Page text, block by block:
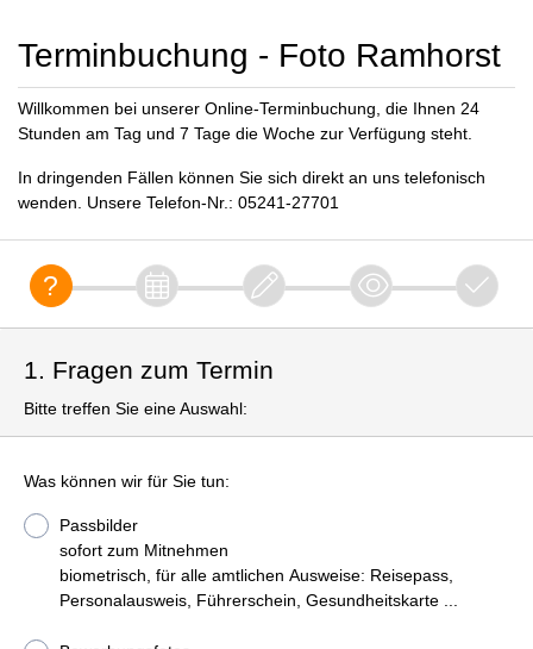
Terminbuchung - Foto Ramhorst
Willkommen bei unserer Online-Terminbuchung, die Ihnen 24
Stunden am Tag und 7 Tage die Woche zur Verfügung steht.
In dringenden Fällen können Sie sich direkt an uns telefonisch
wenden. Unsere Telefon-Nr.: 05241-27701
1. Fragen zum Termin
Bitte treffen Sie eine Auswahl:
Was können wir für Sie tun:
Passbilder
sofort zum Mitnehmen
biometrisch, für alle amtlichen Ausweise: Reisepass,
Personalausweis, Führerschein, Gesundheitskarte ...